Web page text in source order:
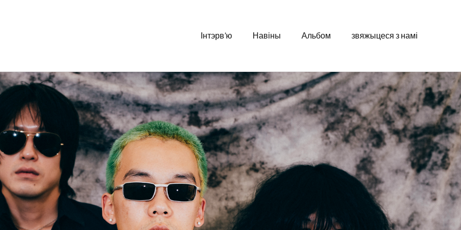
Інтэрв’ю Навіны Альбом звяжыцеся з намі